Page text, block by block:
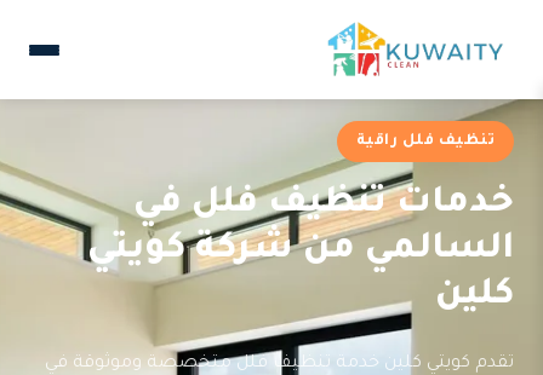
تنظيف فلل راقية
خدمات تنظيف فلل في
السالمي من شركة كويتي
كلين
تقدم كويتي كلين خدمة تنظيف فلل متخصصة وموثوقة في